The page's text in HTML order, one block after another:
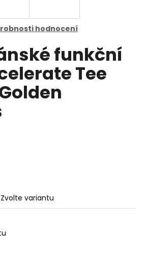
hodnocení
funkční
Tee
Zvolte variantu